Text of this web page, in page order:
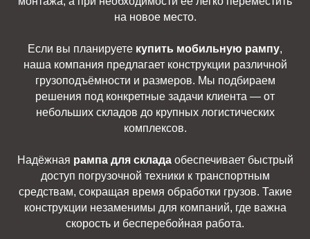
на новое место.
Если вы планируете купить мобильную рампу,
наша компания предлагает конструкции различной
грузоподъёмности и размеров. Мы подбираем
решения под конкретные задачи клиента — от
небольших складов до крупных логистических
комплексов.
Надёжная рампа для складаобеспечивает быстрый
доступ погрузочной техники к транспортным
средствам, сокращая время обработки грузов. Такие
конструкции незаменимы для компаний, где важна
скорость и бесперебойная работа.